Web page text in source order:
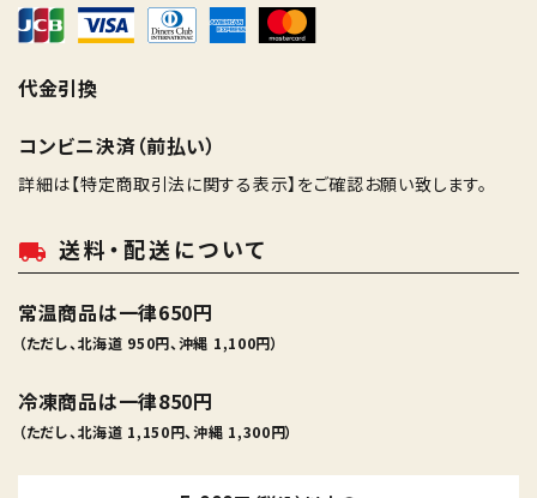
代金引換
コンビニ決済（前払い）
詳細は【特定商取引法に関する表示】 をご確認お願い致します。
local_shipping 送料・配送について
常温商品は一律650円
（ただし、北海道 950円、沖縄 1,100円）
冷凍商品は一律850円
（ただし、北海道 1,150円、沖縄 1,300円）